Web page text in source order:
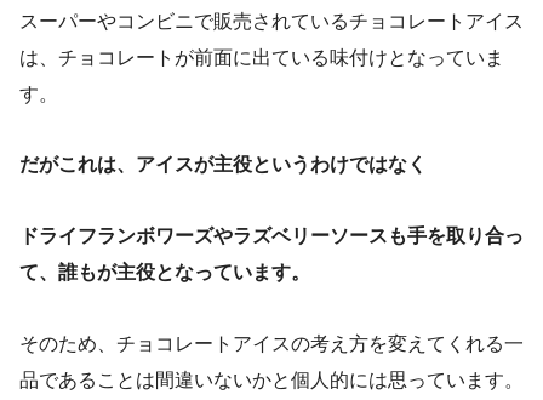
スーパーやコンビニで販売されているチョコレートアイス
は、チョコレートが前面に出ている味付けとなっていま
す。
だがこれは、アイスが主役というわけではなく
ドライフランボワーズやラズベリーソースも手を取り合っ
て、誰もが主役となっています。
そのため、チョコレートアイスの考え方を変えてくれる一
品であることは間違いないかと個人的には思っています。